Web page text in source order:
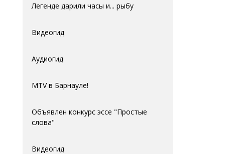
Легенде дарили часы и... рыбу
Видеогид
Аудиогид
MTV в Барнауле!
Объявлен конкурс эссе "Простые
слова"
Видеогид